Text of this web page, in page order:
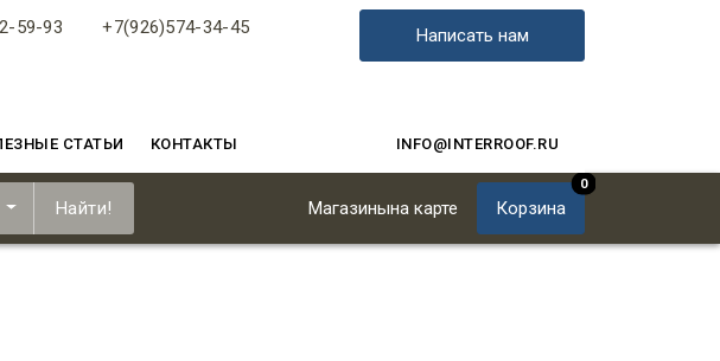
59-93 +7(926)574-34-45 Написать нам
СТАТЬИ КОНТАКТЫ INFO@INTERROOF.RU
Найти! Магазинына карте Корзина
0